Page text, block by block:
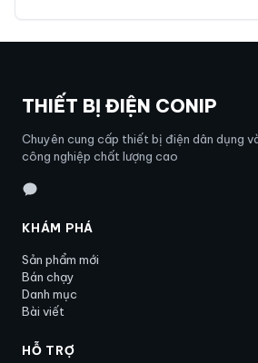
THIẾT BỊ ĐIỆN CONIP
Chuyên cung cấp thiết bị điện dân dụng
công nghiệp chất lượng cao
KHÁM PHÁ
Sản phẩm mới
Bán chạy
Danh mục
Bài viết
HỖ TRỢ